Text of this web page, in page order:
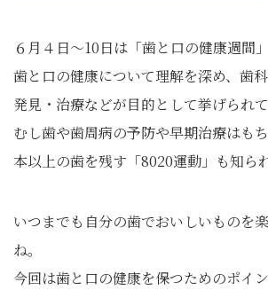
６月４日～10日は「歯と口の健康週間」
歯と口の健康について理解を深め、歯
発見・治療などが目的として挙げられて
むし歯や歯周病の予防や早期治療はも
本以上の歯を残す「8020運動」も知ら
いつまでも自分の歯でおいしいものを
ね。
今回は歯と口の健康を保つためのポイ